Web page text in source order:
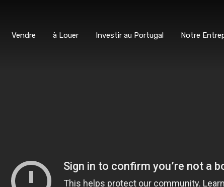
Vendre à Louer Investir au Portugal Notre